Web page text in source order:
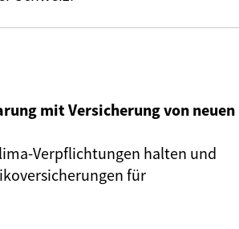
mit Versicherung von neuen
Verpflichtungen halten und
für